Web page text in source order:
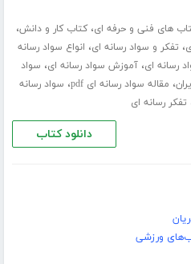
های فنی و حرفه ای،کتاب کار و دانش،
، تفکر و سواد رسانه ای، انواع سواد رسانه
رسانه ای،آموزش سواد رسانه ای، سواد
، مقاله سواد رسانه ای pdf ، سواد رسانه
تفکر رسانه ای
دانلود کتاب
ورزشی